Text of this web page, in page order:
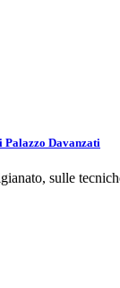
Palazzo Davanzati
sulle